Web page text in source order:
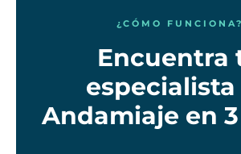
¿CÓMO FUNCIONA?
Encuentra
especialista
Andamiaje en